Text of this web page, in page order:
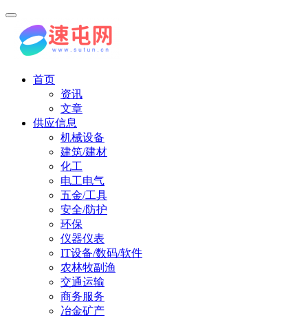
首页
资讯
文章
供应信息
机械设备
建筑/建材
化工
电工电气
五金/工具
安全/防护
环保
仪器仪表
IT设备/数码/软件
农林牧副渔
交通运输
商务服务
冶金矿产